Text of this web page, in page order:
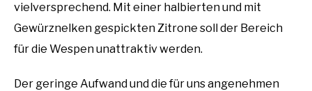
vielversprechend. Mit einer halbierten und mit
Gewürznelken gespickten Zitrone soll der Bereich
für die Wespen unattraktiv werden.
Der geringe Aufwand und die für uns angenehmen